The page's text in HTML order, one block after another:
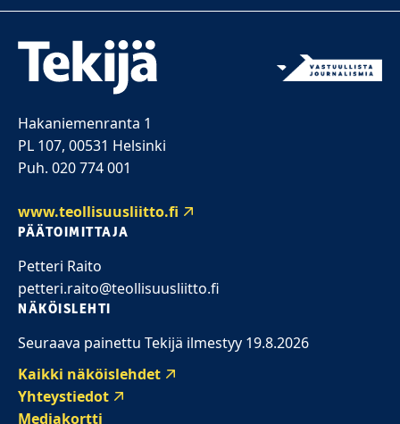
Hakaniemenranta 1
PL 107, 00531 Helsinki
Puh. 020 774 001
www.teollisuusliitto.fi
PÄÄTOIMITTAJA
Petteri Raito
petteri.raito@teollisuusliitto.fi
NÄKÖISLEHTI
Seuraava painettu Tekijä ilmestyy 19.8.2026
Kaikki näköislehdet
Yhteystiedot
Mediakortti